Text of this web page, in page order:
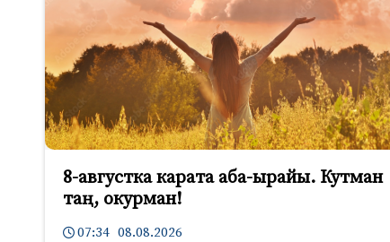
8-августка карата аба-ырайы. Кутман
таң, окурман!
07:34 08.08.2026